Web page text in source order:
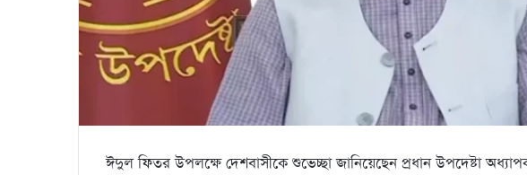
ঈদুল ফিতর উপলক্ষে দেশবাসীকে শুভেচ্ছা জানিয়েছেন প্রধান উপদেষ্টা